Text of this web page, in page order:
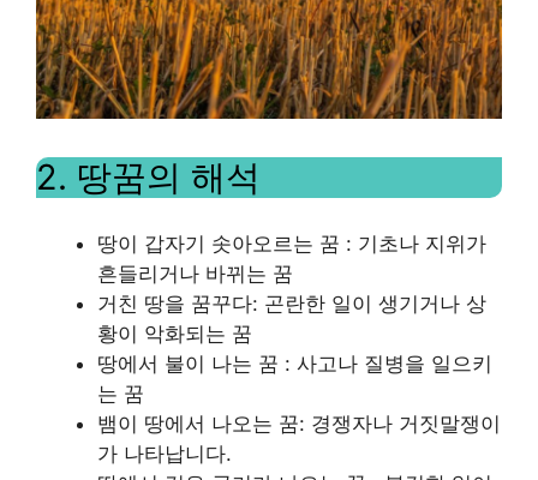
2. 땅꿈의 해석
땅이 갑자기 솟아오르는 꿈 : 기초나 지위가
흔들리거나 바뀌는 꿈
거친 땅을 꿈꾸다: 곤란한 일이 생기거나 상
황이 악화되는 꿈
땅에서 불이 나는 꿈 : 사고나 질병을 일으키
는 꿈
뱀이 땅에서 나오는 꿈: 경쟁자나 거짓말쟁이
가 나타납니다.